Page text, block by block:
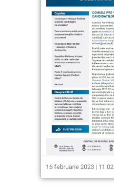
16 februarie 2023 | 11:02